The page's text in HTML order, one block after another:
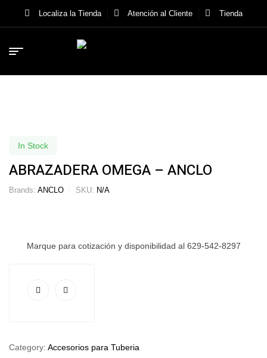
Localiza la Tienda Atención al Cliente Tienda
In Stock
ABRAZADERA OMEGA – ANCLO
Brands: ANCLO SKU: N/A
Marque para cotización y disponibilidad al 629-542-8297
Category: Accesorios para Tuberia